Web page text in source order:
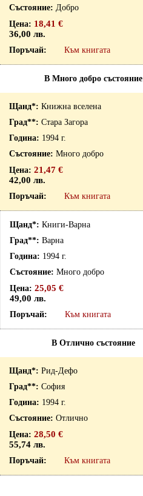
Добро
18,41 €
36,00 лв.
Към книгата
В Много добро състояние
Книжна вселена
Стара Загора
1994 г.
Много добро
21,47 €
42,00 лв.
Към книгата
Книги-Варна
Варна
1994 г.
Много добро
25,05 €
49,00 лв.
Към книгата
В Отлично състояние
Рид-Дефо
София
1994 г.
Отлично
28,50 €
55,74 лв.
Към книгата